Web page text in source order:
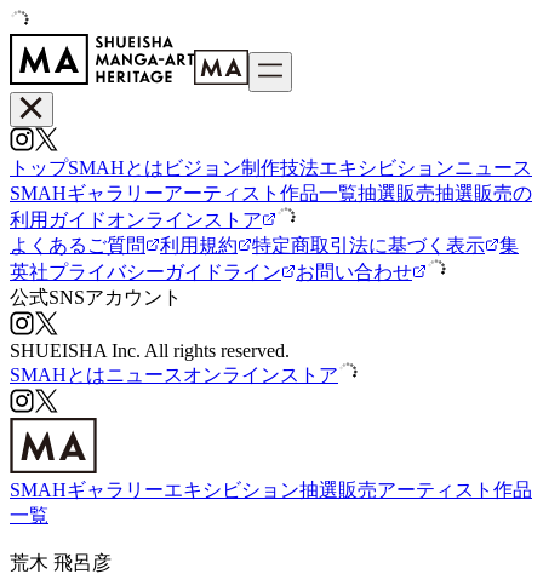
トップSMAHとは ビジョン制作技法エキシビションニュース
SMAHギャラリーアーティスト 作品一覧抽選販売抽選販売の
利用ガイドオンラインストア
よくあるご質問
利用規約 特定商取引法に基づく表示
集
英社プライバシーガイドライン
お問い合わせ
公式SNSアカウント
SHUEISHA Inc. All rights reserved.
SMAHとはニュースオンラインストア
SMAHギャラリーエキシビション抽選販売アーティスト 作品
一覧
荒木 飛呂彦